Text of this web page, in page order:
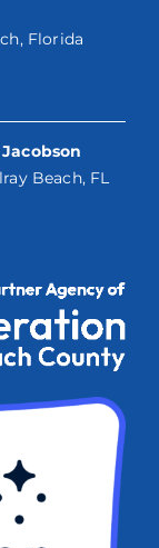
Florida
Beach, FL